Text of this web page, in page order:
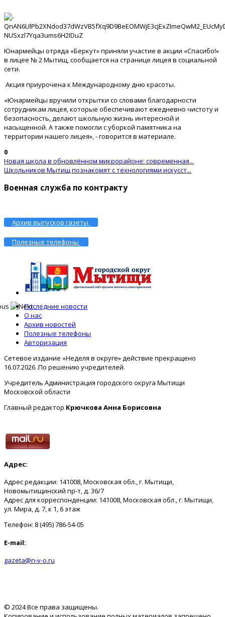
Юнармейцы отряда «Беркут» приняли участие в акции «Спасибо!»
в лицее № 2 Мытищ, сообщается на странице лицея в социальной
сети.
Акция приурочена к Международному дню красоты.
«Юнармейцы вручили открытки со словами благодарности
сотрудникам лицея, которые обеспечивают ежедневно чистоту и
безопасность, делают школьную жизнь интересной и
насыщенной. А также помогли с уборкой памятника на
территории нашего лицея», - говорится в материале.
0
Новая школа в обновлённом микрорайоне: современная...
Школьников Мытищ познакомят с технологиями искусст...
Военная служба по контракту
Архив выпусков газеты
Полезные телефоны
Последние новости
О нас
Архив новостей
Полезные телефоны
Авторизация
Сетевое издание «Неделя в округе» действие прекращено
16.07.2026 .По решению учредителей.
Учредитель Администрация городского округа Мытищи
Московской области
Главный редактор Крючкова Анна Борисовна
Адрес:
Адрес редакции: 141008, Московская обл., г. Мытищи,
Новомытищинский пр-т, д. 36/7
Адрес для корреспонденции: 141008, Московская обл., г. Мытищи,
ул. Мира, д. 7, к 1, 6 этаж
Телефон: 8 (495) 786-54-05
E-mail:
gazeta@n-v-o.ru
© 2024 Все права защищены.